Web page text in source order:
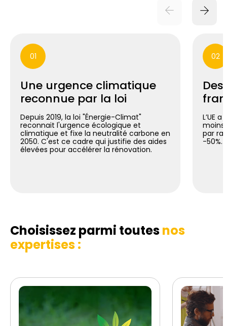
01
Une urgence climatique
reconnue par la loi
Depuis 2019, la loi "Énergie-Climat"
reconnait l'urgence écologique et
climatique et fixe la neutralité carbone en
2050. C'est ce cadre qui justifie des aides
élevées pour accélérer la rénovation.
02
L’UE
moins
par
-50%.
Choisissez parmi toutesnos
expertises :